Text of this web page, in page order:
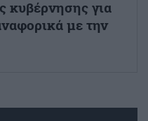
κυβέρνησης για
με την